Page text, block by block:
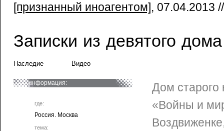
[признанный иноагентом], 07.04.2013
Записки из девятого дома
Наследие Видео
информация:
где:
Россия. Москва
тема:
Дом старого
«Войны и